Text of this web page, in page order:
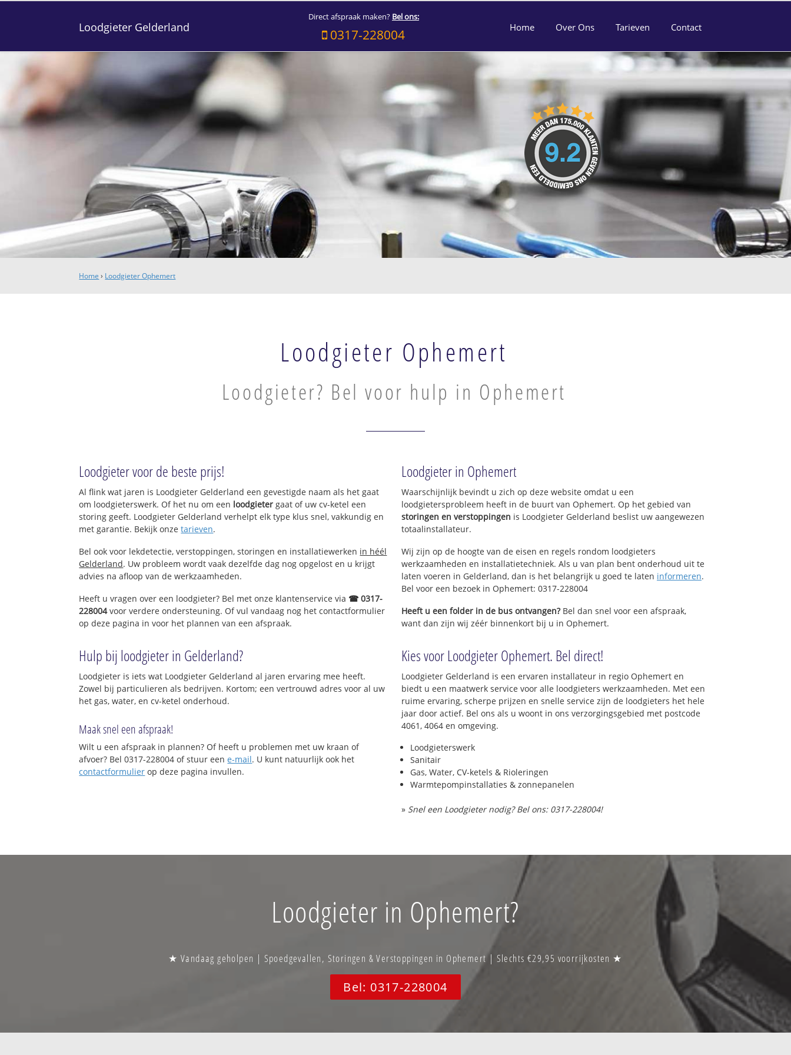
Loodgieter Gelderland
Direct afspraak maken? Bel ons:
0317-228004 Home Over Ons Tarieven Contact
Home › Loodgieter Ophemert
Loodgieter Ophemert
Loodgieter? Bel voor hulp in Ophemert
Loodgieter voor de beste prijs!
Al flink wat jaren is Loodgieter Gelderland een gevestigde naam als het gaat
om loodgieterswerk. Of het nu om een loodgieter gaat of uw cv-ketel een
storing geeft. Loodgieter Gelderland verhelpt elk type klus snel, vakkundig en
met garantie. Bekijk onzetarieven.
Bel ook voor lekdetectie, verstoppingen, storingen en installatiewerken in héél
Gelderland. Uw probleem wordt vaak dezelfde dag nog opgelost en u krijgt
advies na afloop van de werkzaamheden.
Heeft u vragen over een loodgieter? Bel met onze klantenservice via ☎ 0317-
228004voor verdere ondersteuning. Of vul vandaag nog het contactformulier
op deze pagina in voor het plannen van een afspraak.
Hulp bij loodgieter in Gelderland?
Loodgieter is iets wat Loodgieter Gelderland al jaren ervaring mee heeft.
Zowel bij particulieren als bedrijven. Kortom; een vertrouwd adres voor al uw
het gas, water, en cv-ketel onderhoud.
Maak snel een afspraak!
Wilt u een afspraak in plannen? Of heeft u problemen met uw kraan of
afvoer? Bel 0317-228004 of stuur eene-mail. U kunt natuurlijk ook het
contactformulier op deze pagina invullen.
Loodgieter in Ophemert
Waarschijnlijk bevindt u zich op deze website omdat u een
loodgietersprobleem heeft in de buurt van Ophemert. Op het gebied van
storingen en verstoppingen is Loodgieter Gelderland beslist uw aangewezen
totaalinstallateur.
Wij zijn op de hoogte van de eisen en regels rondom loodgieters
werkzaamheden en installatietechniek. Als u van plan bent onderhoud uit te
laten voeren in Gelderland, dan is het belangrijk u goed te laten informeren.
Bel voor een bezoek in Ophemert: 0317-228004
Heeft u een folder in de bus ontvangen?Bel dan snel voor een afspraak,
want dan zijn wij zéér binnenkort bij u in Ophemert.
Kies voor Loodgieter Ophemert. Bel direct!
Loodgieter Gelderland is een ervaren installateur in regio Ophemert en
biedt u een maatwerk service voor alle loodgieters werkzaamheden. Met een
ruime ervaring, scherpe prijzen en snelle service zijn de loodgieters het hele
jaar door actief. Bel ons als u woont in ons verzorgingsgebied met postcode
4061, 4064 en omgeving.
Loodgieterswerk
Sanitair
Gas, Water, CV-ketels & Rioleringen
Warmtepompinstallaties & zonnepanelen
» Snel een Loodgieter nodig? Bel ons: 0317-228004!
Loodgieter in Ophemert?
★ Vandaag geholpen | Spoedgevallen, Storingen & Verstoppingen in Ophemert | Slechts €29,95 voorrijkosten ★
Bel: 0317-228004